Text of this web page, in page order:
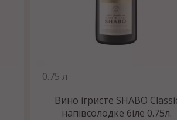
0.75 л
Вино ігристе SHABO
напівсолодке біле 0.75л.